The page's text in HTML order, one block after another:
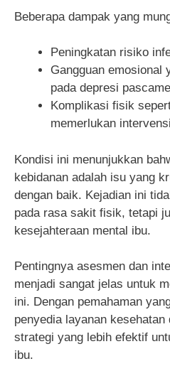
Beberapa dampak yang
Peningkatan risiko
Gangguan emosional
pada depresi
Komplikasi fisik
memerlukan
Kondisi ini menunjukkan
kebidanan adalah isu yang
dengan baik. Kejadian ini
pada rasa sakit fisik, tetapi
kesejahteraan mental ibu.
Pentingnya asesmen dan
menjadi sangat jelas untuk
ini. Dengan pemahaman
penyedia layanan kesehatan
strategi yang lebih efektif
ibu.